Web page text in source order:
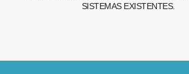
SISTEMAS EXISTENTES.